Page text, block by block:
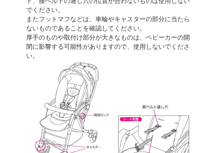
でください。
またフットマフなどは、車輪やキャスターの部分に当たら
ないものであることを確認してください。
厚手のものや取付け部分が大きなものは、ベビーカーの開
閉に影響する可能性がありますので、使用しないでくださ
い。